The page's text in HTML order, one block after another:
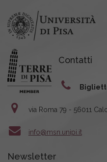
Contatti
via Roma 79 - 56011
info@msn.unipi.it
Newsletter